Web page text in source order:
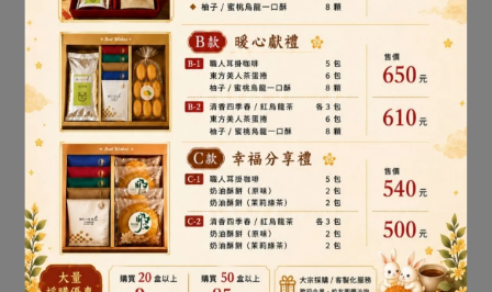
文學院．藝術學院
2026畢業紀念熊(淺黃色款)
NT$899
加入購物車
法律學院．社會科學院
2026畢業紀念熊(孔雀藍色
款)
NT$899
加入購物車